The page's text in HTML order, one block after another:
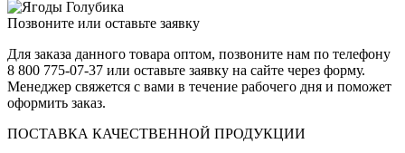
Позвоните или оставьте заявку
Для заказа данного товара оптом, позвоните нам по телефону
8 800 775-07-37 или оставьте заявку на сайте через форму.
Менеджер свяжется с вами в течение рабочего дня и поможет
оформить заказ.
ПОСТАВКА КАЧЕСТВЕННОЙ ПРОДУКЦИИ